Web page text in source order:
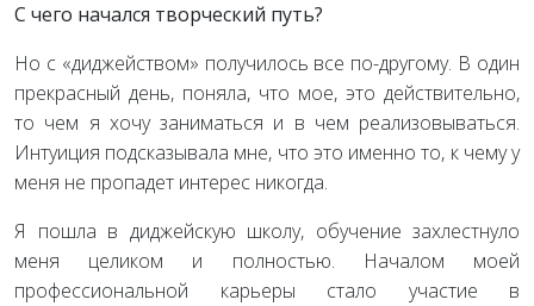
С чего начался творческий путь?
Но с «диджейством» получилось все по-другому. В один
прекрасный день, поняла, что мое, это действительно,
то чем я хочу заниматься и в чем реализовываться.
Интуиция подсказывала мне, что это именно то, к чему у
меня не пропадет интерес никогда.
Я пошла в диджейскую школу, обучение захлестнуло
меня целиком и полностью. Началом моей
профессиональной карьеры стало участие в